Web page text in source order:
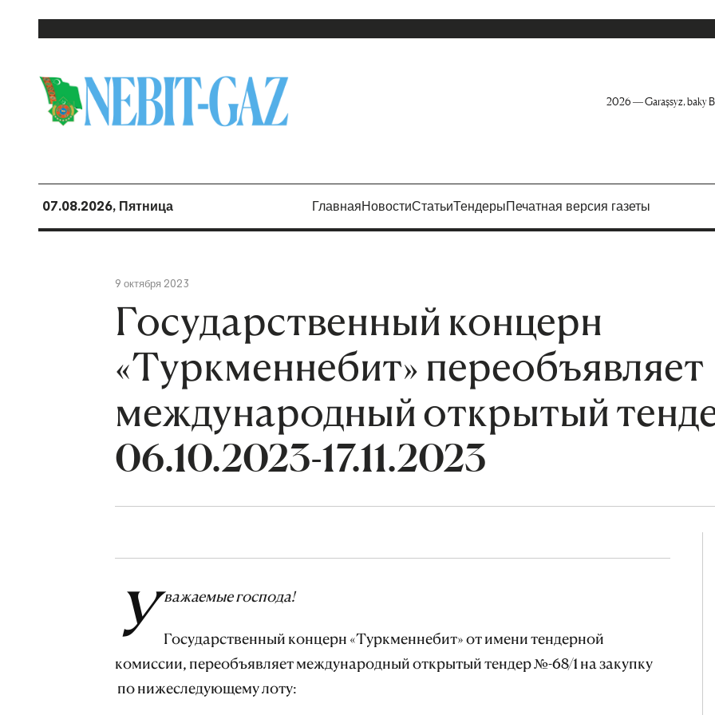
2026 — Garaşsyz, baky
07.08.2026, Пятница ГлавнаяНовостиСтатьиТендерыПечатная версия газеты
9 октября 2023
Государственный концерн
«Туркменнебит» переобъявляет
международный открытый
06.10.2023-17.11.2023
У важаемые господа!
Государственный концерн «Туркменнебит» от имени тендерной
комиссии, переобъявляет международный открытый тендер №-68/1 на закупку
по нижеследующему лоту: